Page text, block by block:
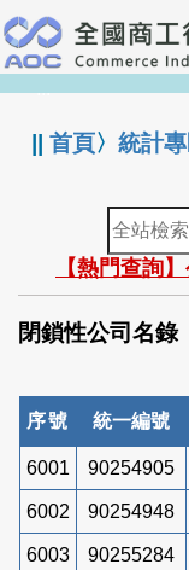
跳
到
主
要
:::
||首頁〉統計
全
站
檢
索
【熱門查詢
閉鎖性公司名錄
序號 統一編號
6001 90254905
6002 90254948
6003 90255284